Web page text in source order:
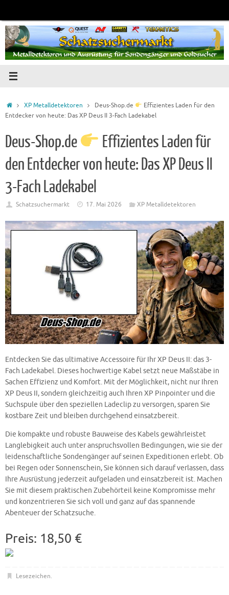
springen
Startseite
XP Metalldetektoren Deus-Shop.de
Effizientes Laden für den
Entdecker von heute: Das XP Deus II 3-Fach Ladekabel
Deus-Shop.de
Effizientes Laden für
den Entdecker von heute: Das XP Deus II
3-Fach Ladekabel
Schatzsuchermarkt 17. Mai 2026 XP Metalldetektoren
Entdecken Sie das ultimative Accessoire für Ihr XP Deus II: das 3-
Fach Ladekabel. Dieses hochwertige Kabel setzt neue Maßstäbe in
Sachen Effizienz und Komfort. Mit der Möglichkeit, nicht nur Ihren
XP Deus II, sondern gleichzeitig auch Ihren XP Pinpointer und die
Suchspule über den speziellen Ladeclip zu versorgen, sparen Sie
kostbare Zeit und bleiben durchgehend einsatzbereit.
Die kompakte und robuste Bauweise des Kabels gewährleistet
Langlebigkeit auch unter anspruchsvollen Bedingungen, wie sie der
leidenschaftliche Sondengänger auf seinen Expeditionen erlebt. Ob
bei Regen oder Sonnenschein, Sie können sich darauf verlassen, dass
Ihre Ausrüstung jederzeit aufgeladen und einsatzbereit ist. Machen
Sie mit diesem praktischen Zubehörteil keine Kompromisse mehr
und konzentrieren Sie sich voll und ganz auf das spannende
Abenteuer der Schatzsuche.
Preis: 18,50 €
Lesezeichen.